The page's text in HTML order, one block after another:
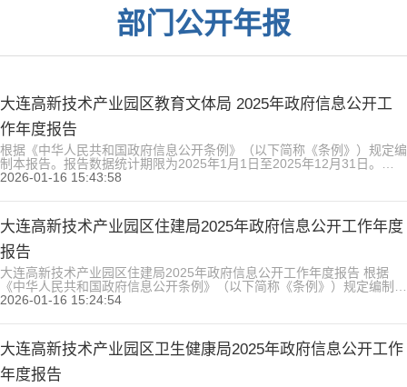
部门公开年报
大连高新技术产业园区教育文体局 2025年政府信息公开工
作年度报告
根据《中华人民共和国政府信息公开条例》（以下简称《条例》）规定编
制本报告。报告数据统计期限为2025年1月1日至2025年12月31日。
一、总体情况 （一）主动公开情况。认真落实《条例》要求，主动公开
准化规范化建设。全年，依托高新区门户网站主动公开各类政府信息68
条。 此外，所有行政审批、行政检查业务信息均于7日...
2026-01-16 15:43:58
大连高新技术产业园区住建局2025年政府信息公开工作年度
报告
大连高新技术产业园区住建局2025年政府信息公开工作年度报告 根据
《中华人民共和国政府信息公开条例》（以下简称《条例》）规定编制本
报告。报告数据统计期限为2025年1月1日至2025年12月31日。 一、总
工作要求，以 2024 年工作为基础，进一步夯实制度保障、创新工作方
法、优化服务流程，全力推动政务公开工...
2026-01-16 15:24:54
大连高新技术产业园区卫生健康局2025年政府信息公开工作
年度报告